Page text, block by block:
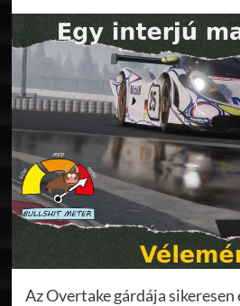
Az Overtake gárdája sikeresen